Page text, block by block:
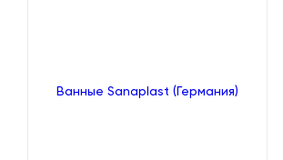
Ванные Sanaplast (Германия)